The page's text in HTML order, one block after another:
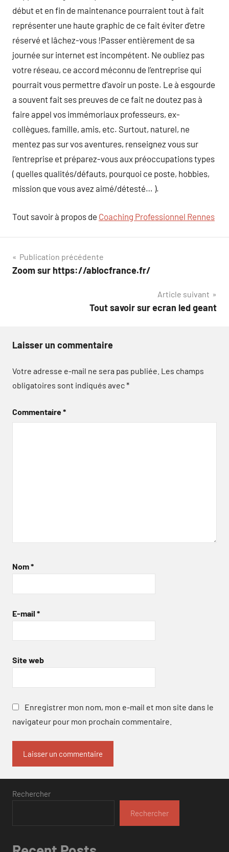
début et en fin de maintenance pourraient tout à fait
représenter une haute graphic de ce fait éviter d’etre
réservé et lâchez-vous !Passer entièrement de sa
journée sur internet est incompétent. Ne oubliez pas
votre réseau, ce accord méconnu de l’entreprise qui
pourrait vous permettre d’avoir un poste. Le à esgourde
a souvent fait ses preuves de ce fait ne doutez pas à
faire appel vos immémoriaux professeurs, ex-
collègues, famille, amis, etc. Surtout, naturel, ne
mentez pas sur vos aventures, renseignez vous sur
l’entreprise et préparez-vous aux préoccupations types
( quelles qualités/défauts, pourquoi ce poste, hobbies,
mission que vous avez aimé/détesté… ).
Tout savoir à propos de Coaching Professionnel Rennes
Navigation
de
Publication précédente
Zoom sur https://ablocfrance.fr/
Article suivant
Tout savoir sur ecran led geant
Laisser un commentaire
Votre adresse e-mail ne sera pas publiée. Les champs
obligatoires sont indiqués avec*
Commentaire*
Nom*
E-mail *
Site web
Enregistrer mon nom, mon e-mail et mon site dans le
navigateur pour mon prochain commentaire.
Rechercher
Rechercher